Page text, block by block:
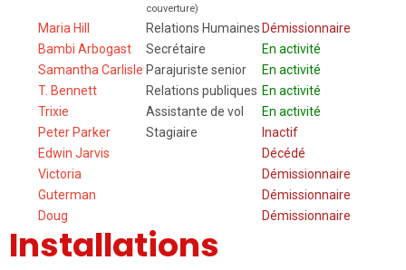
couverture)
Maria Hill Relations Humaines Démissionnaire
Bambi Arbogast
Secrétaire
En activité
Samantha Carlisle Parajuriste senior
En activité
T. Bennett
Relations publiques En activité
Trixie
Assistante de vol
En activité
Peter Parker
Stagiaire
Inactif
Edwin Jarvis
Décédé
Victoria
Démissionnaire
Guterman
Démissionnaire
Doug
Démissionnaire
Installations